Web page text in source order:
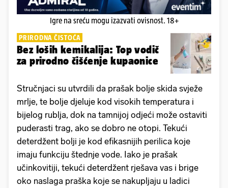
Igre na sreću mogu izazvati ovisnost. 18+
PRIRODNA ČISTOĆA
Bez loših kemikalija: Top vodič
za prirodno čišćenje kupaonice
Stručnjaci su utvrdili da prašak bolje skida svježe
mrlje, te bolje djeluje kod visokih temperatura i
bijelog rublja, dok na tamnijoj odjeći može ostaviti
puderasti trag, ako se dobro ne otopi. Tekući
deterdžent bolji je kod efikasnijih perilica koje
imaju funkciju štednje vode. Iako je prašak
učinkovitiji, tekući deterdžent rješava vas i brige
oko naslaga praška koje se nakupljaju u ladici